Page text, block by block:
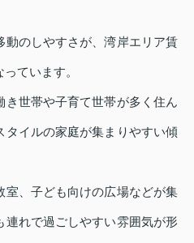
動のしやすさが、湾岸エリア賃
ています。
き世帯や子育て世帯が多く住ん
タイルの家庭が集まりやすい傾
室、子ども向けの広場などが集
れで過ごしやすい雰囲気が形